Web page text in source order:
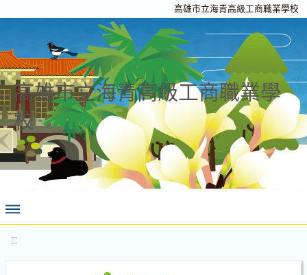
高雄市立海青高級工商職業學校
高雄市立海青高級工商職業學
校
:::